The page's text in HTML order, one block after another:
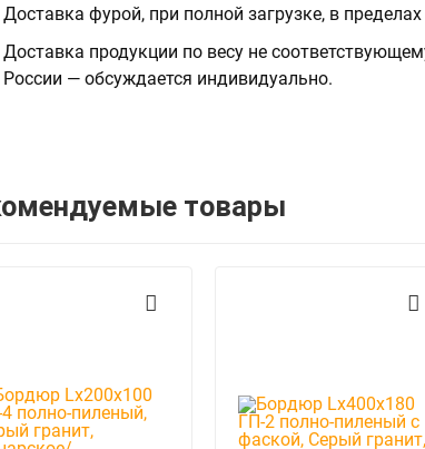
Доставка фурой, при полной загрузке, в
Доставка продукции по весу не
России — обсуждается индивидуально.
товары